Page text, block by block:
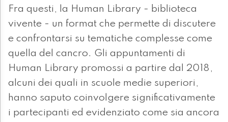
Fra questi, la Human Library - biblioteca
vivente - un format che permette di discutere
e confrontarsi su tematiche complesse come
quella del cancro. Gli appuntamenti di
Human Library promossi a partire dal 2018,
alcuni dei quali in scuole medie superiori,
hanno saputo coinvolgere significativamente
i partecipanti ed evidenziato come sia ancora